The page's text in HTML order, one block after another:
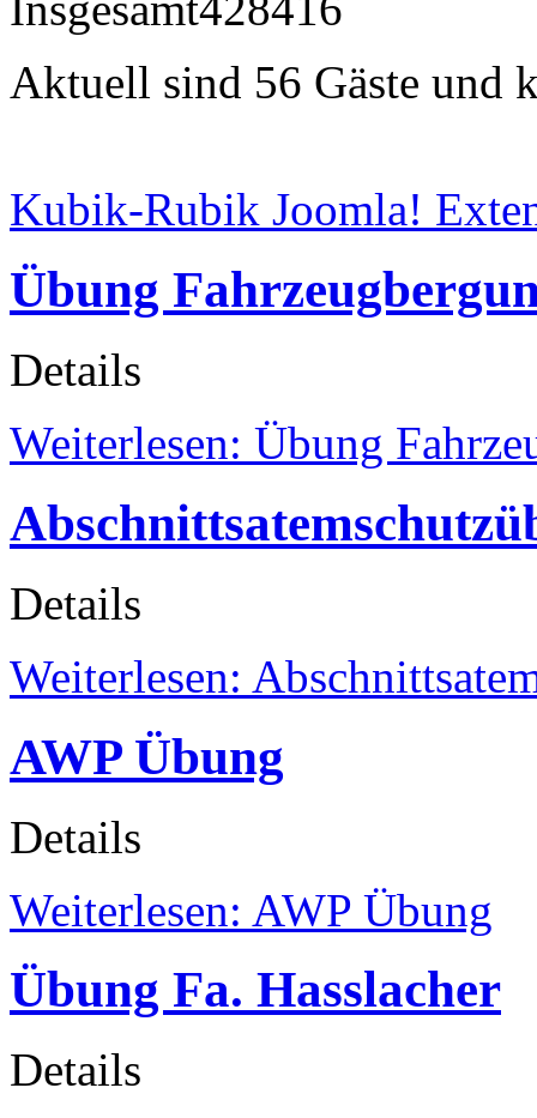
Aktuell sind 56 Gäste und
Kubik-Rubik Joomla!
Übung
Details
Weiterlesen: Übung
Details
Weiterlesen:
AWP Übung
Details
Weiterlesen: AWP Übung
Übung Fa. Hasslacher
Details